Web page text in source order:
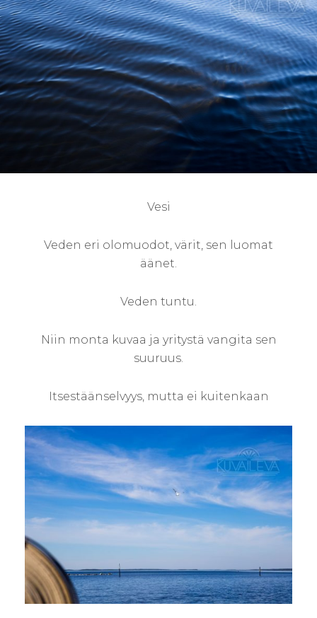
R
R
Y
S
Vesi
Veden eri olomuodot, värit, sen luomat
äänet.
Veden tuntu.
Niin monta kuvaa ja yritystä vangita sen
suuruus.
Itsestäänselvyys, mutta ei kuitenkaan